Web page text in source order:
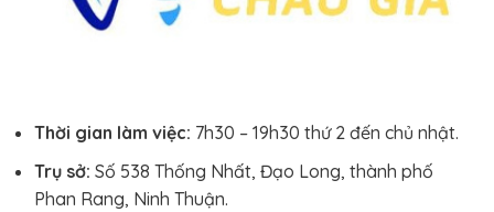
Thời gian làm việc: 7h30 – 19h30 thứ 2 đến chủ nhật.
Trụ sở: Số 538 Thống Nhất, Đạo Long, thành phố
Phan Rang, Ninh Thuận.